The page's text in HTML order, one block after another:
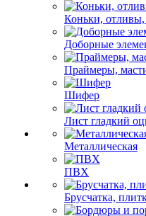
Коньки, отливы,
Доборные
Праймеры,
Шифер
Лист гладкий
Металлическая
ПВХ
Брусчатка,